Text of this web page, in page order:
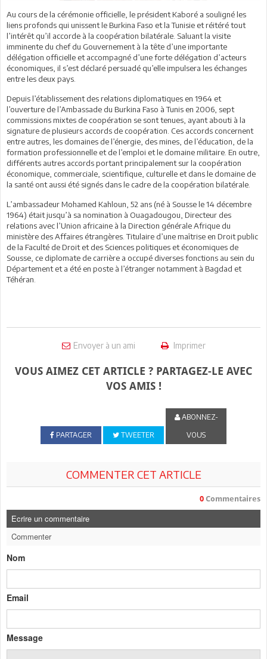
Au cours de la cérémonie officielle, le président Kaboré a souligné les
liens profonds qui unissent le Burkina Faso et la Tunisie et réitéré tout
l’intérêt qu’il accorde à la coopération bilatérale. Saluant la visite
imminente du chef du Gouvernement à la tête d’une importante
délégation officielle et accompagné d’une forte délégation d’acteurs
économiques, il s’est déclaré persuadé qu’elle impulsera les échanges
entre les deux pays.
Depuis l’établissement des relations diplomatiques en 1964 et
l’ouverture de l’Ambassade du Burkina Faso à Tunis en 2006, sept
commissions mixtes de coopération se sont tenues, ayant abouti à la
signature de plusieurs accords de coopération. Ces accords concernent
entre autres, les domaines de l’énergie, des mines, de l’éducation, de la
formation professionnelle et de l’emploi et le domaine militaire. En outre,
différents autres accords portant principalement sur la coopération
économique, commerciale, scientifique, culturelle et dans le domaine de
la santé ont aussi été signés dans le cadre de la coopération bilatérale.
L’ambassadeur Mohamed Kahloun, 52 ans (né à Sousse le 14 décembre
1964) était jusqu’à sa nomination à Ouagadougou, Directeur des
relations avec l’Union africaine à la Direction générale Afrique du
ministère des Affaires étrangères. Titulaire d’une maîtrise en Droit public
de la Faculté de Droit et des Sciences politiques et économiques de
Sousse, ce diplomate de carrière a occupé diverses fonctions au sein du
Département et a été en poste à l’étranger notamment à Bagdad et
Téhéran.
Envoyer à un ami Imprimer
VOUS AIMEZ CET ARTICLE ? PARTAGEZ-LE AVEC
VOS AMIS !
PARTAGER TWEETER
ABONNEZ-
VOUS
COMMENTER CET ARTICLE
0 Commentaires
Ecrire un commentaire
Commenter
Nom
Email
Message